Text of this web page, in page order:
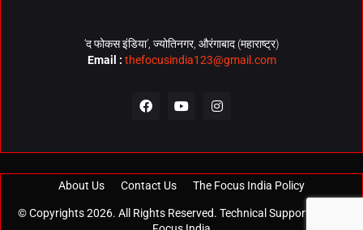
‘द फोकस इंडिया’, ज्योतिनगर, औरंगाबाद (महाराष्ट्र)
Email : thefocusindia123@gmail.com
© Copyrights 2026. All Rights Reserved. Technical Support by
About Us Contact Us The Focus India Policy